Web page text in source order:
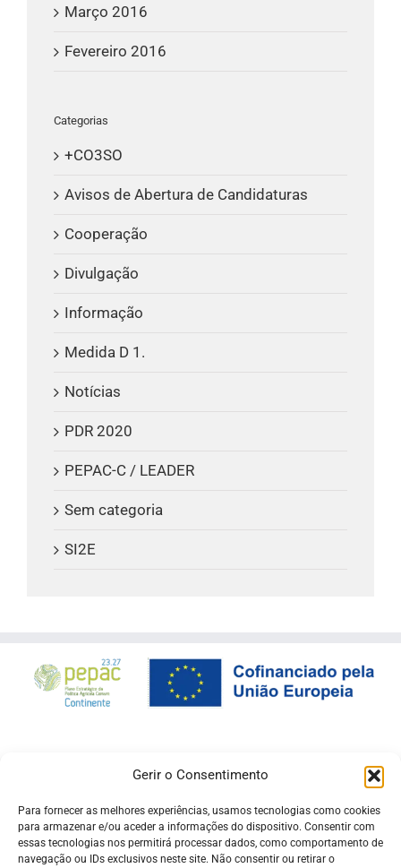
Gerir o Consentimento
Para fornecer as melhores experiências, usamos tecnologias como cookies
para armazenar e/ou aceder a informações do dispositivo. Consentir com
essas tecnologias nos permitirá processar dados, como comportamento de
navegação ou IDs exclusivos neste site. Não consentir ou retirar o
Março 2016
Fevereiro 2016
Categorias
+CO3SO
Avisos de Abertura de Candidaturas
Cooperação
Divulgação
Informação
Medida D 1.
Notícias
PDR 2020
PEPAC-C / LEADER
Sem categoria
SI2E